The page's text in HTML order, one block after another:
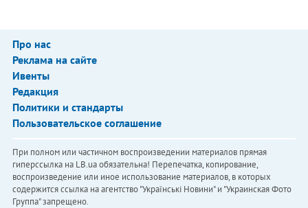
Про нас
Реклама на сайте
Ивенты
Редакция
Политики и стандарты
Пользовательское соглашение
При полном или частичном воспроизведении материалов прямая
гиперссылка на LB.ua обязательна! Перепечатка, копирование,
воспроизведение или иное использование материалов, в которых
содержится ссылка на агентство "Українськi Новини" и "Украинская Фото
Группа" запрещено.